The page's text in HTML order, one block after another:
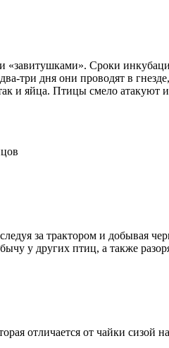
Сроки
три дня они проводят в
и яйца. Птицы смело атакуют
за трактором и добывая
у других птиц, а также
отличается от чайки сизой